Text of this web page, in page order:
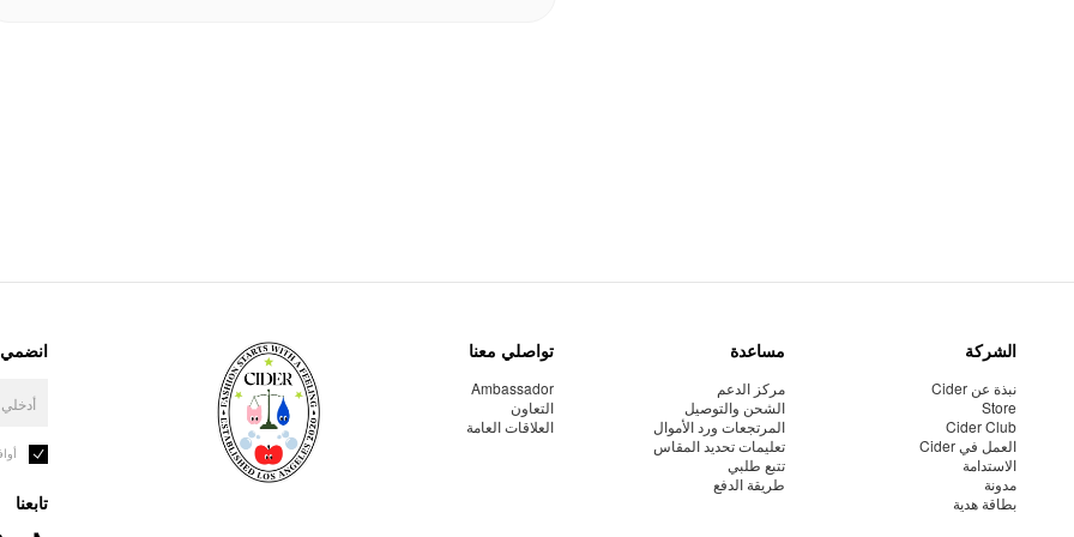
الشركة
نبذة عن Cider
Store
Cider Club
العمل في Cider
الاستدامة
مدونة
بطاقة هدية
مساعدة
مركز الدعم
الشحن والتوصيل
المرتجعات ورد الأموال
تعليمات تحديد المقاس
تتبع طلبي
طريقة الدفع
تواصلي معنا
Ambassador
التعاون
العلاقات العامة
انضمي
تابعنا